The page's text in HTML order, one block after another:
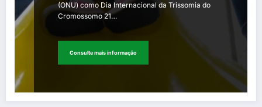
(ONU) como Dia Internacional da Trissomia do
Cromossomo 21…
Consulte mais informação